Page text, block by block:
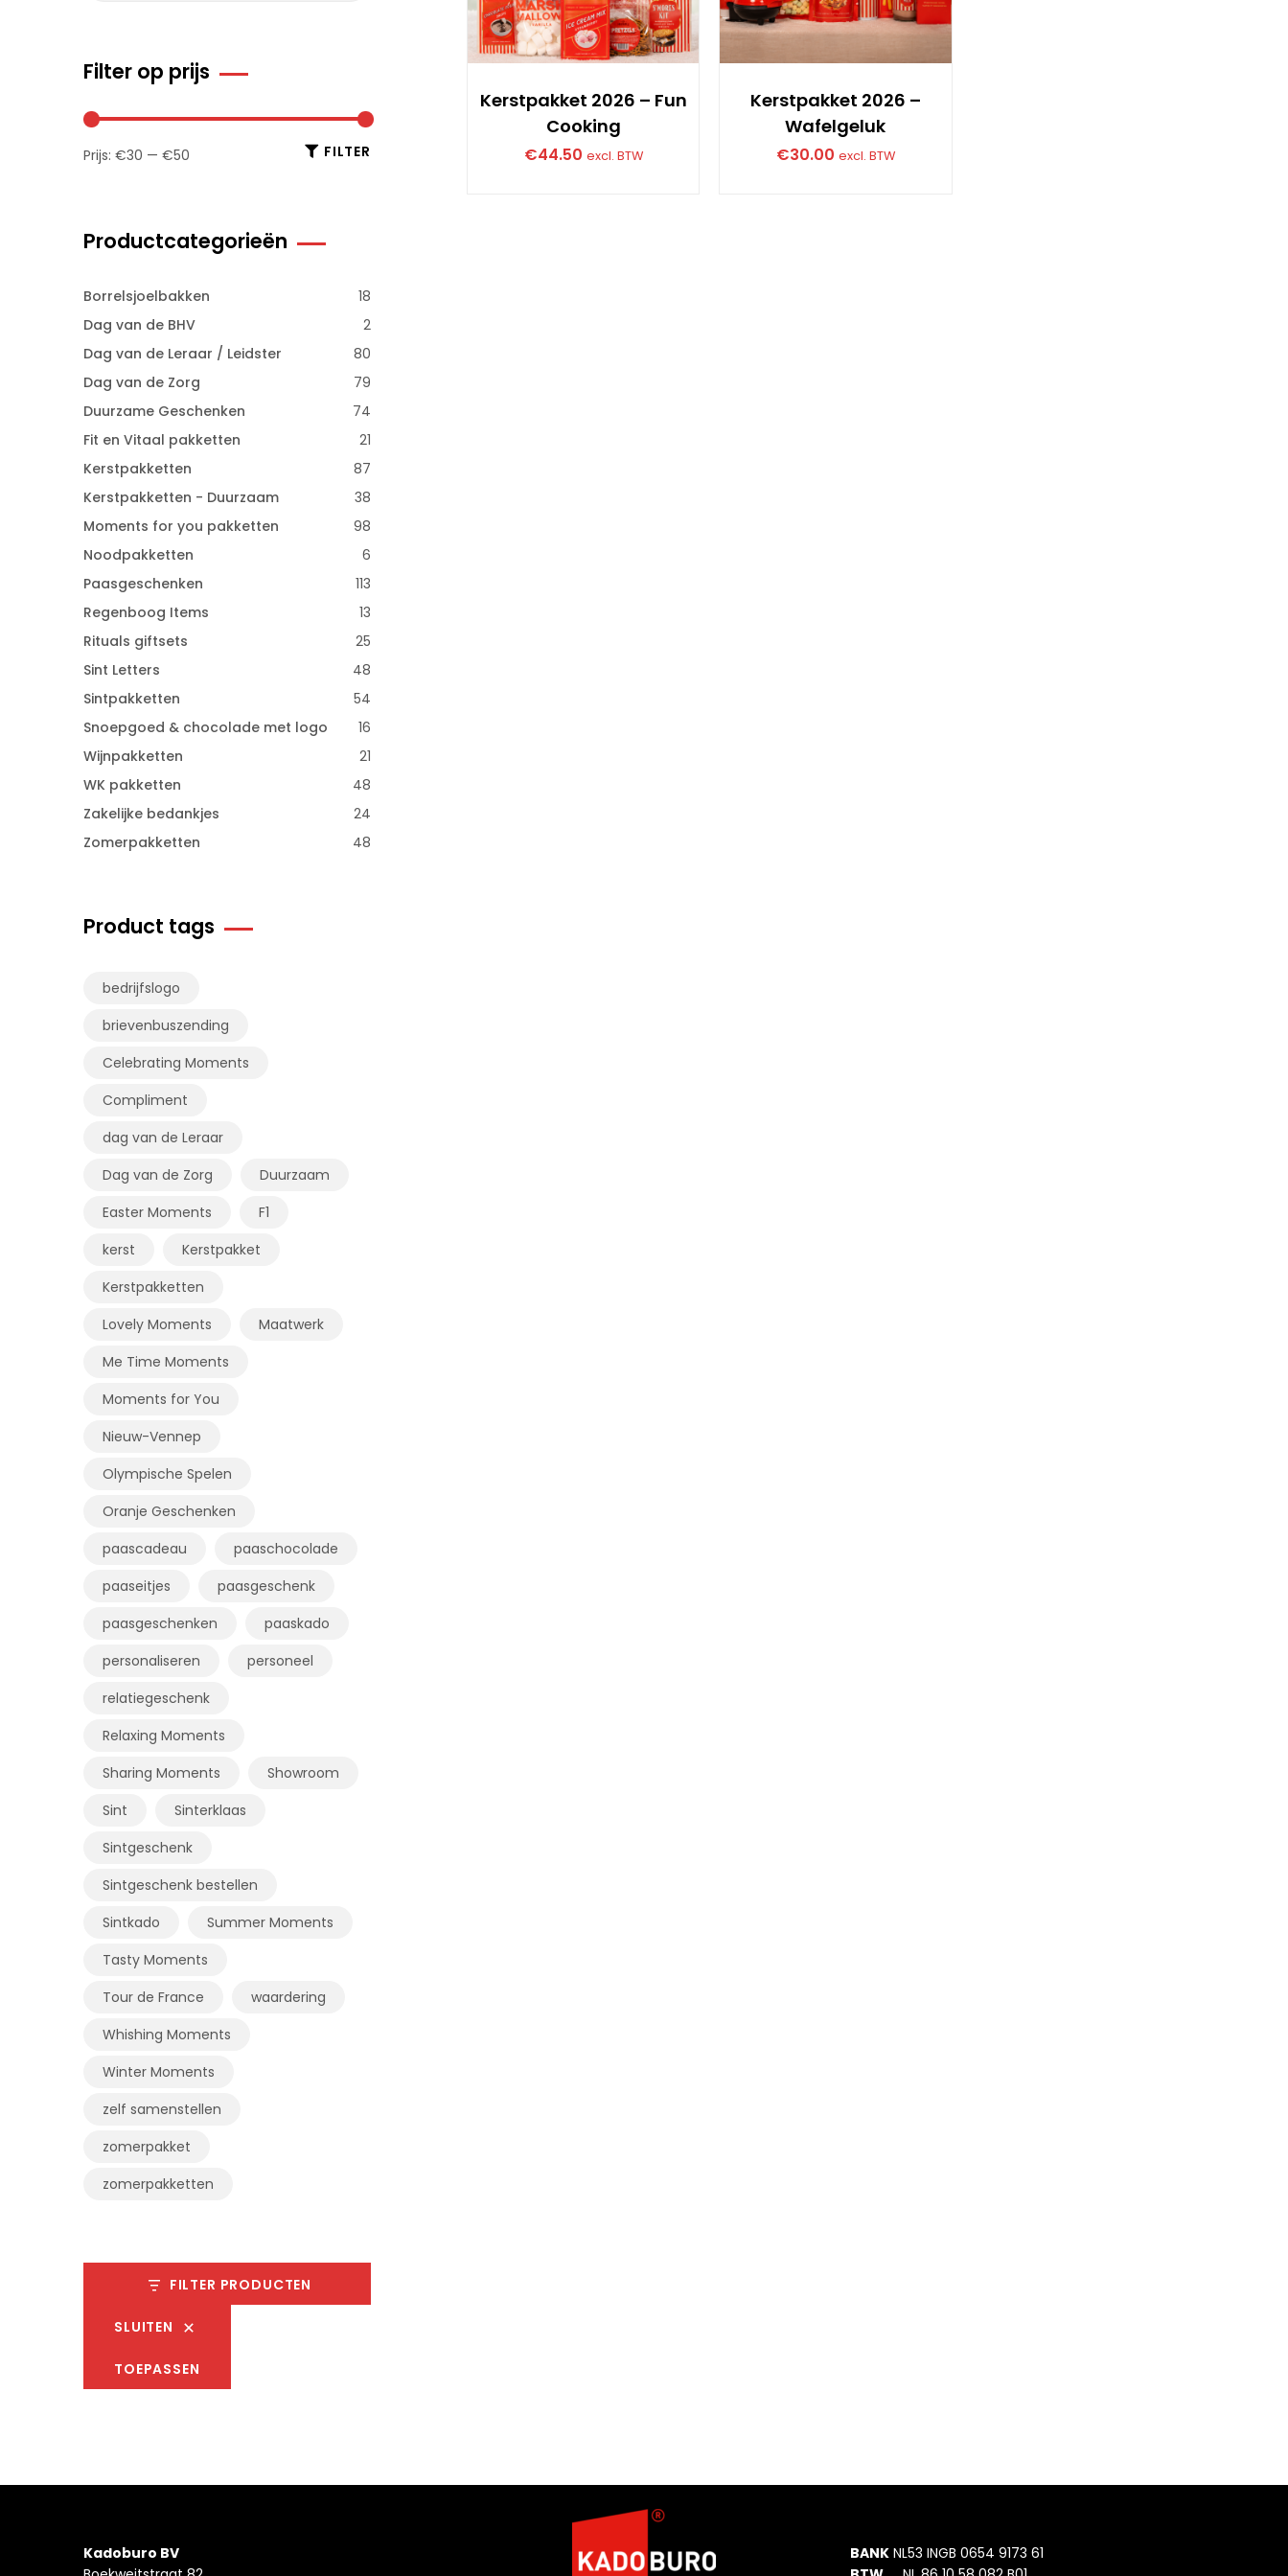
Kerstpakket 2026 – Fun
Cooking
€44.50 excl. BTW
Kerstpakket 2026 –
Wafelgeluk
€30.00 excl. BTW
Filter op prijs
FILTER
Prijs: €30 — €50
Productcategorieën
Borrelsjoelbakken
18
Dag van de BHV
2
Dag van de Leraar / Leidster
80
Dag van de Zorg
79
Duurzame Geschenken
74
Fit en Vitaal pakketten
21
Kerstpakketten
87
Kerstpakketten - Duurzaam
38
Moments for you pakketten
98
Noodpakketten
6
Paasgeschenken
113
Regenboog Items
13
Rituals giftsets
25
Sint Letters
48
Sintpakketten
54
Snoepgoed & chocolade met logo
16
Wijnpakketten
21
WK pakketten
48
Zakelijke bedankjes
24
Zomerpakketten
48
Product tags
bedrijfslogo
brievenbuszending
Celebrating Moments
Compliment
dag van de Leraar
Dag van de Zorg
Duurzaam
Easter Moments
F1
kerst
Kerstpakket
Kerstpakketten
Lovely Moments
Maatwerk
Me Time Moments
Moments for You
Nieuw-Vennep
Olympische Spelen
Oranje Geschenken
paascadeau
paaschocolade
paaseitjes
paasgeschenk
paasgeschenken
paaskado
personaliseren
personeel
relatiegeschenk
Relaxing Moments
Sharing Moments
Showroom
Sint
Sinterklaas
Sintgeschenk
Sintgeschenk bestellen
Sintkado
Summer Moments
Tasty Moments
Tour de France
waardering
Whishing Moments
Winter Moments
zelf samenstellen
zomerpakket
zomerpakketten
FILTER PRODUCTEN
SLUITEN
TOEPASSEN
Kadoburo BV
BANK NL53 INGB 0654 9173 61